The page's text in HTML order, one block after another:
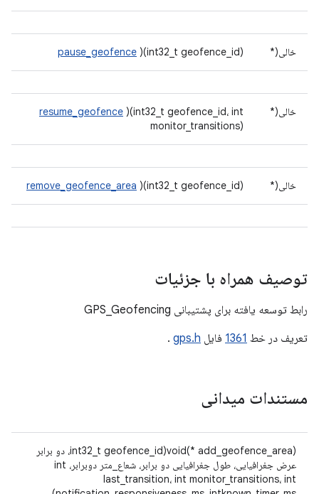
خالی(* pause_geofence )(int32_t geofence_id)
خالی(* resume_geofence )(int32_t geofence_id، int
monitor_transitions)
خالی(* remove_geofence_area )(int32_t geofence_id)
توصیف همراه با جزئیات
رابط توسعه یافته برای پشتیبانی GPS_Geofencing
تعریف در خط 1361 فایل gps.h
.
مستندات میدانی
void(* add_geofence_area)(int32_t geofence_id، دو برابر
عرض جغرافیایی، طول جغرافیایی دو برابر، شعاع_متر دوبرابر، int
last_transition، int monitor_transitions، int